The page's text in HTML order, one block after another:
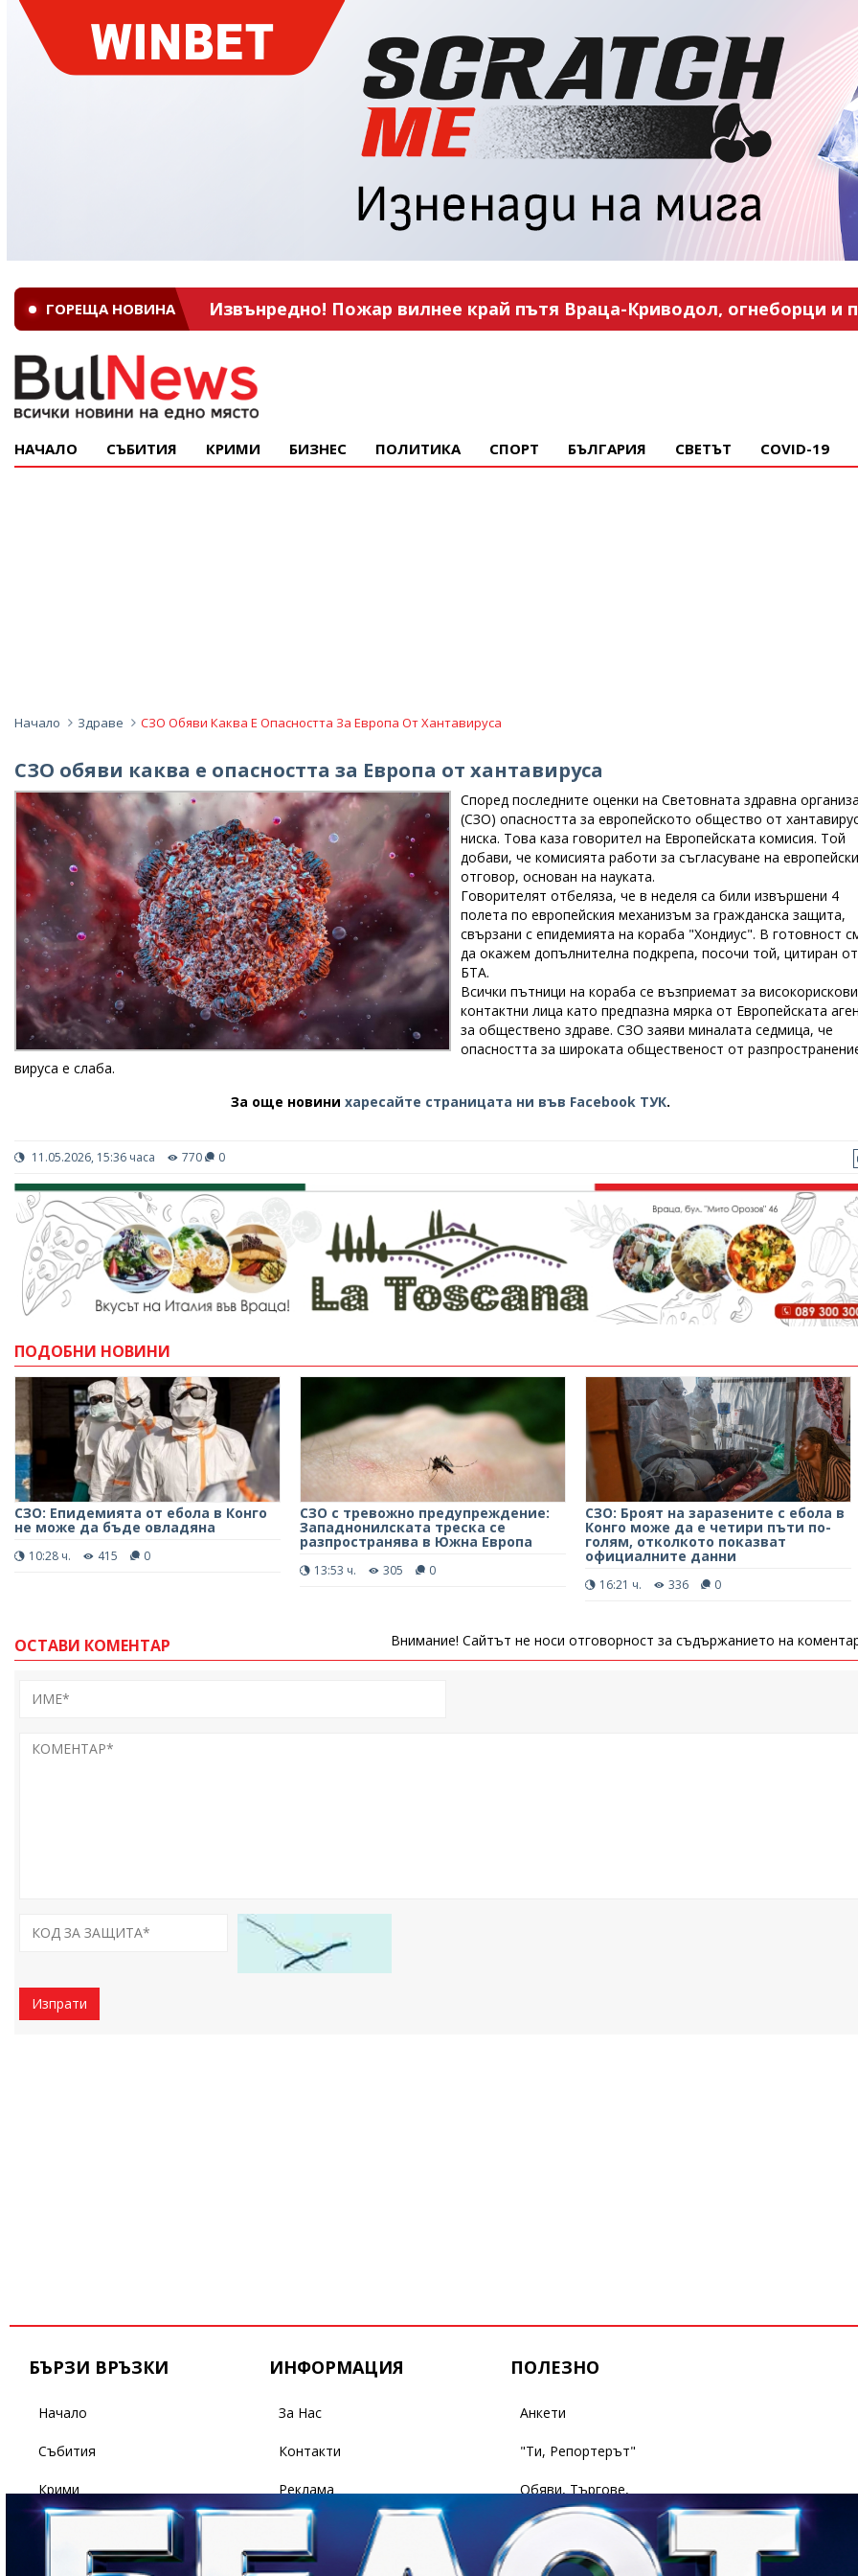
ГОРЕЩА НОВИНА Извънредно! Пожар вилнее край пътя Враца-Криводол, огнеборци и
НАЧАЛО СЪБИТИЯ КРИМИ БИЗНЕС ПОЛИТИКА СПОРТ БЪЛГАРИЯ СВЕТЪТ COVID-19
Начало Здраве СЗО Обяви Каква Е Опасността За Европа От Хантавируса
СЗО обяви каква е опасността за Европа от хантавируса
Според последните оценки на Световната здравна
(СЗО) опасността за европейското общество от
ниска. Това каза говорител на Европейската комисия. Той
добави, че комисията работи за съгласуване на
отговор, основан на науката.
Говорителят отбеляза, че в неделя са били извършени 4
полета по европейския механизъм за гражданска защита,
свързани с епидемията на кораба "Хондиус". В готовност
да окажем допълнителна подкрепа, посочи той, цитиран от
БТА.
Всички пътници на кораба се възприемат за високорискови
контактни лица като предпазна мярка от Европейската
за обществено здраве. СЗО заяви миналата седмица, че
опасността за широката общественост от
вируса е слаба.
За още новинихаресайте страницата ни във Facebook ТУК.
11.05.2026, 15:36 часа 770 0
ПОДОБНИ НОВИНИ
СЗО: Епидемията от ебола в Конго
не може да бъде овладяна
10:28 ч. 415 0
СЗО с тревожно предупреждение:
Западнонилската треска се
разпространява в Южна Европа
13:53 ч. 305 0
СЗО: Броят на заразените с ебола в
Конго може да е четири пъти по-
голям, отколкото показват
официалните данни
16:21 ч. 336 0
ОСТАВИ КОМЕНТАР Внимание! Сайтът не носи отговорност за съдържанието на
Изпрати
БЪРЗИ ВРЪЗКИ
Начало
Събития
Крими
Бизнес
Политика
ИНФОРМАЦИЯ
За Нас
Контакти
Реклама
Условия За Ползване
Поверителност
ПОЛЕЗНО
Анкети
"Ти, Репортерът"
Обяви, Търгове,
Съобщения